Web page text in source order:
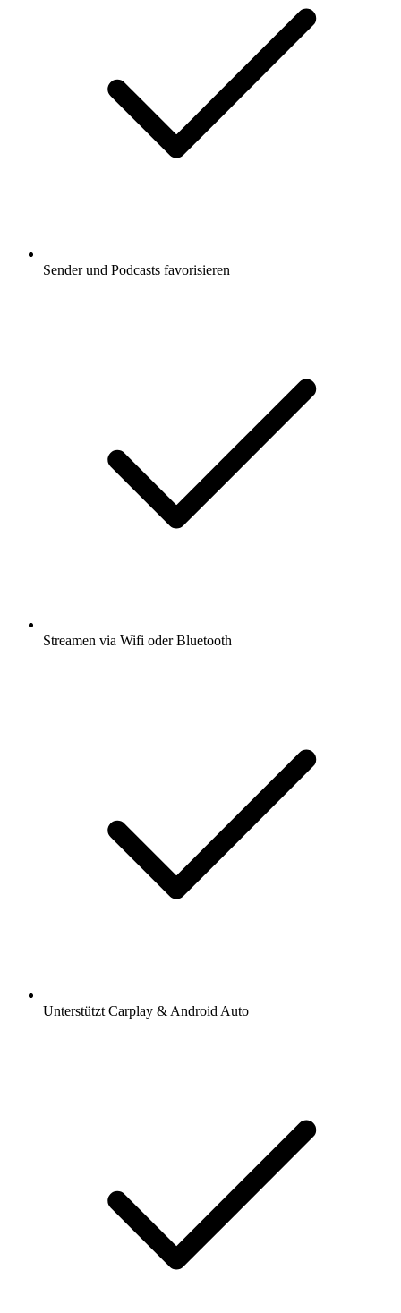
Sender und Podcasts favorisieren
Streamen via Wifi oder Bluetooth
Unterstützt Carplay & Android Auto